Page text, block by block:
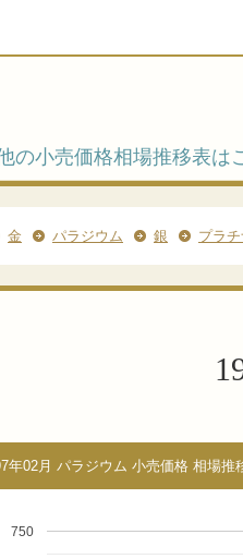
の小売価格相場推移表は
金 パラジウム 銀 プラチ
年02月 パラジウム 小売価格 相場推
750